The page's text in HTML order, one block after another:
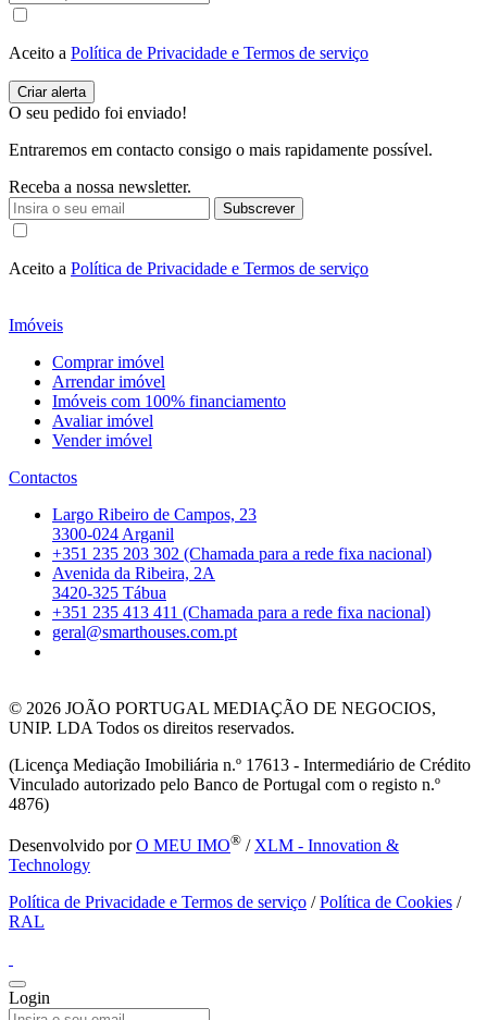
Aceito a Política de Privacidade e Termos de serviço
O seu pedido foi enviado!
Entraremos em contacto consigo o mais rapidamente possível.
Receba a nossa newsletter.
Subscrever
Aceito a Política de Privacidade e Termos de serviço
Imóveis
Comprar imóvel
Arrendar imóvel
Imóveis com 100% financiamento
Avaliar imóvel
Vender imóvel
Contactos
Largo Ribeiro de Campos, 23
3300-024 Arganil
+351 235 203 302 (Chamada para a rede fixa nacional)
Avenida da Ribeira, 2A
3420-325 Tábua
+351 235 413 411 (Chamada para a rede fixa nacional)
geral@smarthouses.com.pt
© 2026 JOÃO PORTUGAL MEDIAÇÃO DE NEGOCIOS,
UNIP. LDA Todos os direitos reservados.
(Licença Mediação Imobiliária n.º 17613 - Intermediário de Crédito
Vinculado autorizado pelo Banco de Portugal com o registo n.º
4876)
Desenvolvido porO MEU IMO® / XLM - Innovation &
Technology
Política de Privacidade e Termos de serviço /Política de Cookies /
RAL
Login